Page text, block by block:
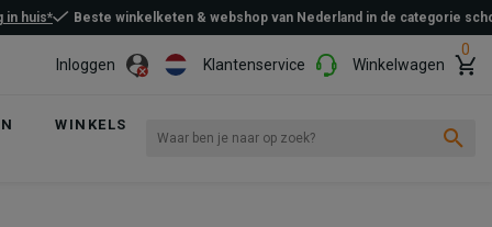
Inloggen Klantenservice
0
Winkelwagen
WINKELS
in huis* Beste winkelketen & webshop van Nederland in de categorie